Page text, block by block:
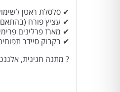
✔ סלסלת ראטן
✔ עציץ פורח (בהתאם
✔ מארז פרלינים
✔ בקבוק סיידר
? מתנה חגיגית,